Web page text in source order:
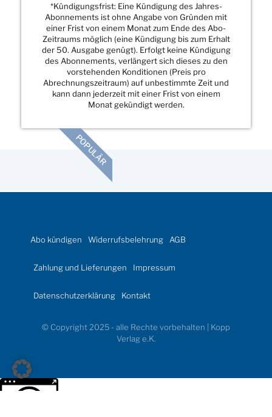
*Kündigungsfrist: Eine Kündigung des Jahres-
Abonnements ist ohne Angabe von Gründen mit
einer Frist von einem Monat zum Ende des Abo-
Zeitraums möglich (eine Kündigung bis zum Erhalt
der 50. Ausgabe genügt). Erfolgt keine Kündigung
des Abonnements, verlängert sich dieses zu den
vorstehenden Konditionen (Preis pro
Abrechnungszeitraum) auf unbestimmte Zeit und
kann dann jederzeit mit einer Frist von einem
Monat gekündigt werden.
POPULÄR
Abo kündigen Widerrufsbelehrung AGB
Zahlung und Lieferungen Impressum
Datenschutzerklärung Kontakt
© Copyright 2025 - alle Rechte vorbehalten | Kopp
Verlag e.K.
Weitere Informationen über den gesperrten Inhalt.